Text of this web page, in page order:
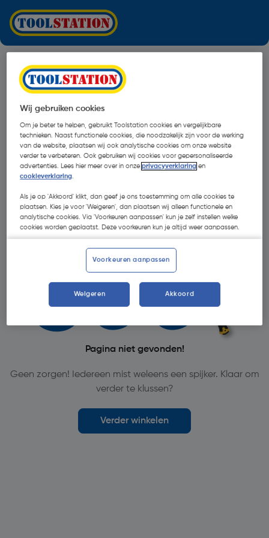
Oops!
Pagina niet gevonden!
Geen zorgen! Iedereen mist weleens een spijker. Klaar om
verder te klussen?
Verder winkelen
Wij gebruiken cookies
Om je beter te helpen, gebruikt Toolstation cookies en vergelijkbare
technieken. Naast functionele cookies, die noodzakelijk zijn voor de werking
van de website, plaatsen wij ook analytische cookies om onze website
verder te verbeteren. Ook gebruiken wij cookies voor gepersonaliseerde
advertenties. Lees hier meer over in onzeprivacyverklaring en
cookieverklaring.
Als je op 'Akkoord' klikt, dan geef je ons toestemming om alle cookies te
plaatsen. Kies je voor 'Weigeren', dan plaatsen wij alleen functionele en
analytische cookies. Via 'Voorkeuren aanpassen' kun je zelf instellen welke
cookies worden geplaatst. Deze voorkeuren kun je altijd weer aanpassen.
Voorkeuren aanpassen
Weigeren Akkoord